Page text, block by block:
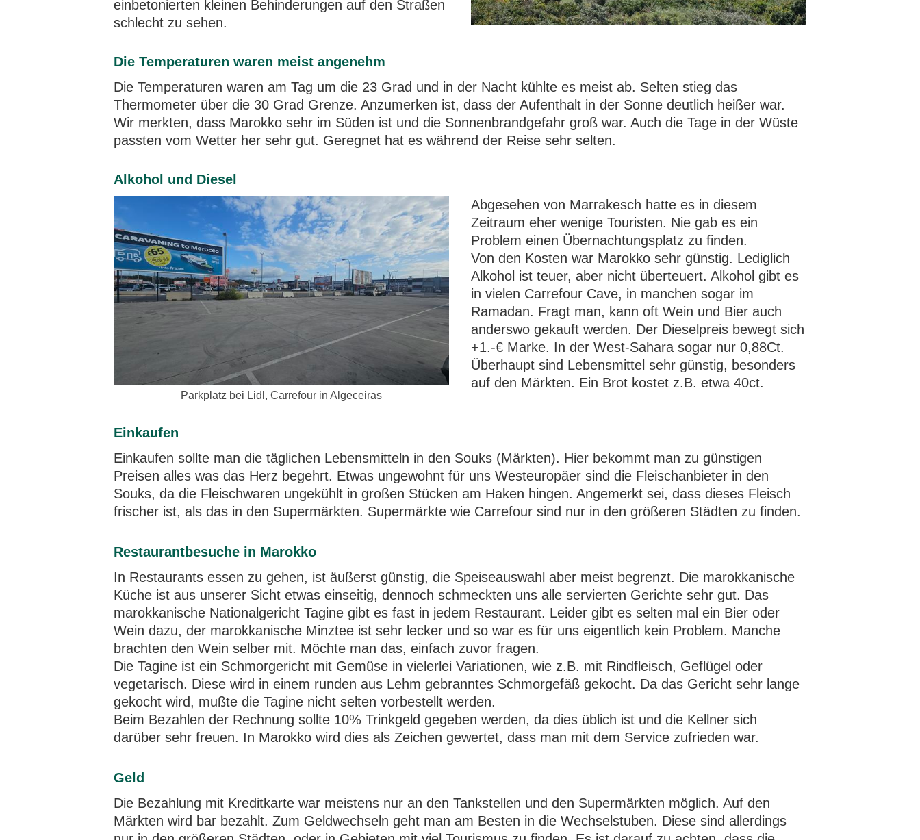
einbetonierten kleinen Behinderungen auf den Straßen
schlecht zu sehen.
Die Temperaturen waren meist angenehm
Die Temperaturen waren am Tag um die 23 Grad und in der Nacht kühlte es meist ab. Selten stieg das
Thermometer über die 30 Grad Grenze. Anzumerken ist, dass der Aufenthalt in der Sonne deutlich heißer war.
Wir merkten, dass Marokko sehr im Süden ist und die Sonnenbrandgefahr groß war. Auch die Tage in der Wüste
passten vom Wetter her sehr gut. Geregnet hat es während der Reise sehr selten.
Alkohol und Diesel
Parkplatz bei Lidl, Carrefour in Algeceiras
Abgesehen von Marrakesch hatte es in diesem
Zeitraum eher wenige Touristen. Nie gab es ein
Problem einen Übernachtungsplatz zu finden.
Von den Kosten war Marokko sehr günstig. Lediglich
Alkohol ist teuer, aber nicht überteuert. Alkohol gibt es
in vielen Carrefour Cave, in manchen sogar im
Ramadan. Fragt man, kann oft Wein und Bier auch
anderswo gekauft werden. Der Dieselpreis bewegt sich
+1.-€ Marke. In der West-Sahara sogar nur 0,88Ct.
Überhaupt sind Lebensmittel sehr günstig, besonders
auf den Märkten. Ein Brot kostet z.B. etwa 40ct.
Einkaufen
Einkaufen sollte man die täglichen Lebensmitteln in den Souks (Märkten). Hier bekommt man zu günstigen
Preisen alles was das Herz begehrt. Etwas ungewohnt für uns Westeuropäer sind die Fleischanbieter in den
Souks, da die Fleischwaren ungekühlt in großen Stücken am Haken hingen. Angemerkt sei, dass dieses Fleisch
frischer ist, als das in den Supermärkten. Supermärkte wie Carrefour sind nur in den größeren Städten zu finden.
Restaurantbesuche in Marokko
In Restaurants essen zu gehen, ist äußerst günstig, die Speiseauswahl aber meist begrenzt. Die marokkanische
Küche ist aus unserer Sicht etwas einseitig, dennoch schmeckten uns alle servierten Gerichte sehr gut. Das
marokkanische Nationalgericht Tagine gibt es fast in jedem Restaurant. Leider gibt es selten mal ein Bier oder
Wein dazu, der marokkanische Minztee ist sehr lecker und so war es für uns eigentlich kein Problem. Manche
brachten den Wein selber mit. Möchte man das, einfach zuvor fragen.
Die Tagine ist ein Schmorgericht mit Gemüse in vielerlei Variationen, wie z.B. mit Rindfleisch, Geflügel oder
vegetarisch. Diese wird in einem runden aus Lehm gebranntes Schmorgefäß gekocht. Da das Gericht sehr lange
gekocht wird, mußte die Tagine nicht selten vorbestellt werden.
Beim Bezahlen der Rechnung sollte 10% Trinkgeld gegeben werden, da dies üblich ist und die Kellner sich
darüber sehr freuen. In Marokko wird dies als Zeichen gewertet, dass man mit dem Service zufrieden war.
Geld
Die Bezahlung mit Kreditkarte war meistens nur an den Tankstellen und den Supermärkten möglich. Auf den
Märkten wird bar bezahlt. Zum Geldwechseln geht man am Besten in die Wechselstuben. Diese sind allerdings